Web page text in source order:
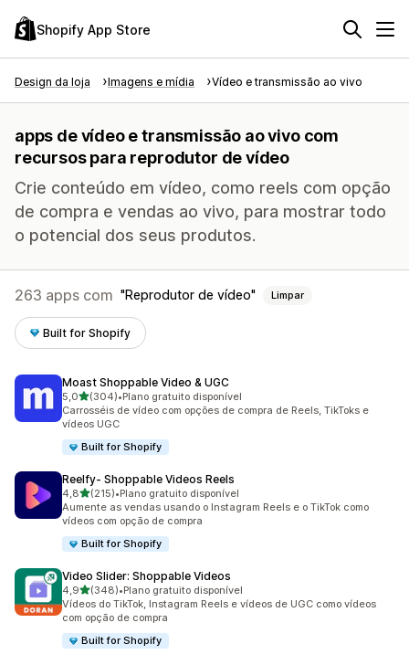
Shopify App Store
Design da loja Imagens e mídia Vídeo e transmissão ao vivo
apps de vídeo e transmissão ao vivo com
recursos para reprodutor de vídeo
Crie conteúdo em vídeo, como reels com opção
de compra e vendas ao vivo, para mostrar todo
o potencial dos seus produtos.
263 apps com Reprodutor de vídeo Limpar
Built for Shopify
Moast Shoppable Video & UGC
5,0de 5 estrelas
(304)
304 avaliações ao todo
•Plano gratuito disponível
Carrosséis de vídeo com opções de compra de Reels, TikToks e
vídeos UGC
Built for Shopify
Reelfy‑ Shoppable Videos Reels
4,8de 5 estrelas
(215)
215 avaliações ao todo
•Plano gratuito disponível
Aumente as vendas usando o Instagram Reels e o TikTok como
vídeos com opção de compra
Built for Shopify
Video Slider: Shoppable Videos
4,9de 5 estrelas
(348)
348 avaliações ao todo
•Plano gratuito disponível
Vídeos do TikTok, Instagram Reels e vídeos de UGC como vídeos
com opção de compra
Built for Shopify